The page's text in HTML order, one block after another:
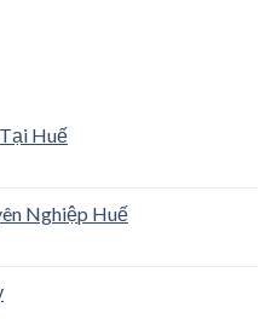
Huế
Nghiệp Huế